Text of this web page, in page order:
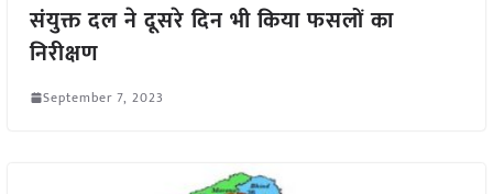
संयुक्त दल ने दूसरे दिन भी किया फसलों का
निरीक्षण
September 7, 2023